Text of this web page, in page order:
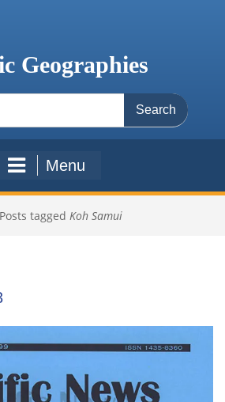
Geographies
Menu
Posts tagged Koh Samui